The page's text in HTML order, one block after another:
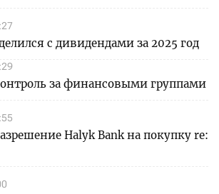
с дивидендами за 2025 год
за финансовыми группами
Halyk Bank на покупку re: